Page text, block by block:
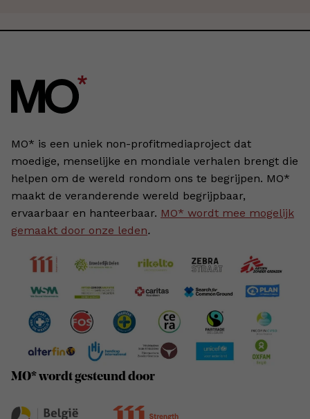
MO* is een uniek non-profitmediaproject dat
moedige, menselijke en mondiale verhalen brengt die
helpen om de wereld rondom ons te begrijpen. MO*
maakt de veranderende wereld begrijpbaar,
ervaarbaar en hanteerbaar. MO* wordt mee mogelijk
gemaakt door onze leden.
MO* wordt gesteund door